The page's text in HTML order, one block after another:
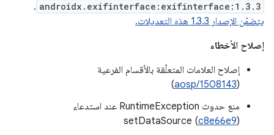
androidx.exifinterface:exifinterface:1.3.3
.
يتضمّن الإصدار 1.3.3 هذه التعديلات.
إصلاح الأخطاء
إصلاح العلامات المتعلّقة بالأقسام الفرعية
(
aosp/1508143
)
منع حدوث RuntimeException عند استدعاء
setDataSource (c8e66e9)